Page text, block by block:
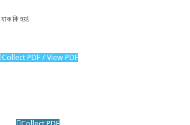
কি হয়!
Collect PDF / View PDF